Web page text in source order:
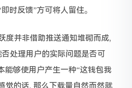
时反馈”方可将人留住。
度并非借助推送通知堆砌而成,
处理用户的实际问题是否可
能够使用户产生一种“这钱包我
觉的话, 那么下载量自然而然就